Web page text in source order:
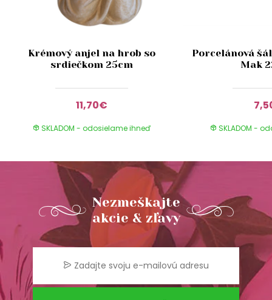
Krémový anjel na hrob so
srdiečkom 25cm
11,70€
SKLADOM - odosielame ihneď
Porcelánová
Mak
SKLADOM -
Nezmeškajte
akcie & zľavy